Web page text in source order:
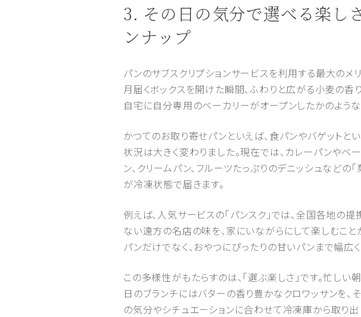
3. その日の気分で選べる楽し
ンナップ
パンのサブスクリプションサービスを利用する最大のメ
月届くボックスを開けた瞬間、ふわりと広がる小麦の香
自宅に自分専用のベーカリーがオープンしたかのような
かつてのお取り寄せパンといえば、食パンやバゲット
状況は大きく変わりました。現在では、カレーパンやベ
ン、クリームパン、フルーツたっぷりのデニッシュなど
が冷凍状態で届きます。
例えば、人気サービスの「パンスク」では、全国各地の
ない遠方の名店の味を、家にいながらにして楽しむこと
パンだけでなく、おやつにぴったりの甘いパンまで幅広
この多様性がもたらすのは、「選ぶ楽しさ」です。忙し
日のブランチにはバターの香り豊かなクロワッサンを
の気分やシチュエーションに合わせて冷凍庫から取り